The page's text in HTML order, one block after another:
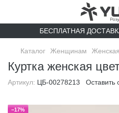
БЕСПЛАТНАЯ
Каталог Женщинам
Куртка женская
Артикул: ЦБ-00278213 Оставить
−17%